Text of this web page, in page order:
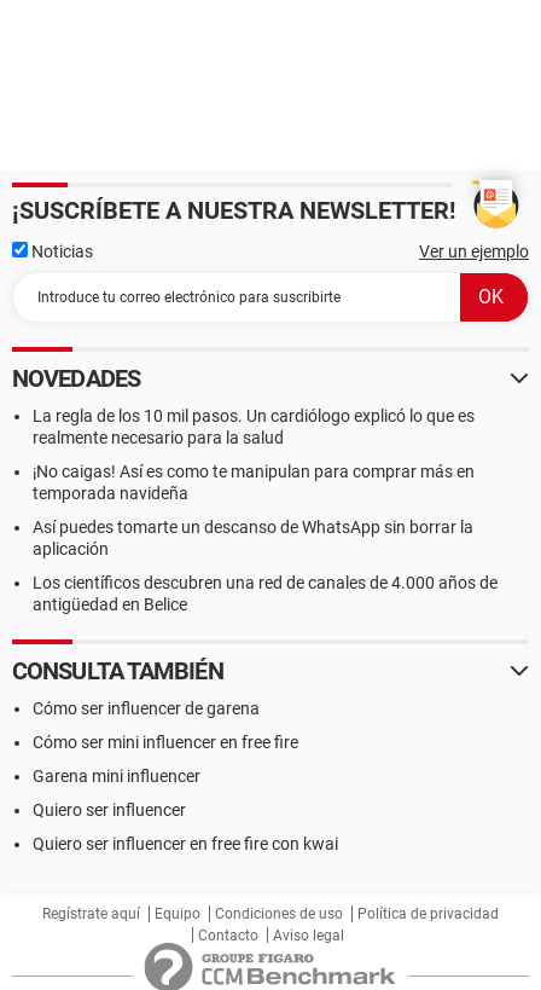
¡SUSCRÍBETE A NUESTRA NEWSLETTER!
Noticias Ver un ejemplo
NOVEDADES
La regla de los 10 mil pasos. Un cardiólogo explicó lo que es
realmente necesario para la salud
¡No caigas! Así es como te manipulan para comprar más en
temporada navideña
Así puedes tomarte un descanso de WhatsApp sin borrar la
aplicación
Los científicos descubren una red de canales de 4.000 años de
antigüedad en Belice
CONSULTA TAMBIÉN
Cómo ser influencer de garena
Cómo ser mini influencer en free fire
Garena mini influencer
Quiero ser influencer
Quiero ser influencer en free fire con kwai
Regístrate aquí Equipo Condiciones de uso
Política de privacidad
Contacto
Aviso legal